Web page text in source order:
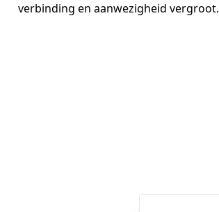
verbinding en aanwezigheid vergroot.